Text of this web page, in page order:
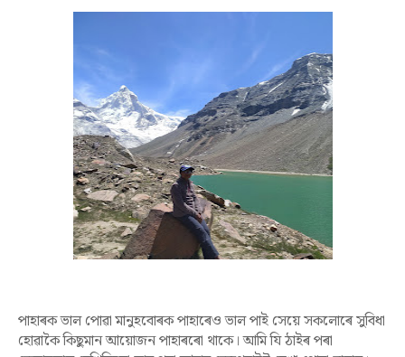
পাহাৰক ভাল পোৱা মানুহবোৰক পাহাৰেও ভাল পাই সেয়ে সকলোৰে সুবিধা
হোৱাকৈ কিছুমান আয়োজন পাহাৰৰো থাকে। আমি যি ঠাইৰ পৰা